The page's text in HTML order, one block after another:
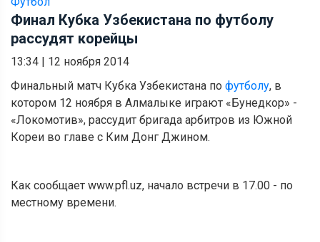
Финал Кубка Узбекистана по футболу
рассудят корейцы
13:34 | 12 ноября 2014
Финальный матч Кубка Узбекистана по футболу, в
котором 12 ноября в Алмалыке играют «Бунедкор» -
«Локомотив», рассудит бригада арбитров из Южной
Кореи во главе с Ким Донг Джином.
Как сообщает www.pfl.uz, начало встречи в 17.00 - по
местному времени.